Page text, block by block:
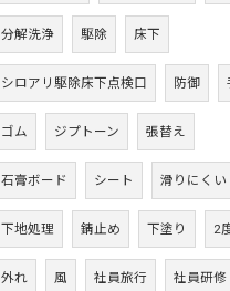
分解洗浄 駆除 床下
シロアリ駆除床下点検口 防御
ゴム ジプトーン 張替え
石膏ボード シート 滑りにくい
下地処理 錆止め 下塗り 2
外れ 風 社員旅行 社員研修